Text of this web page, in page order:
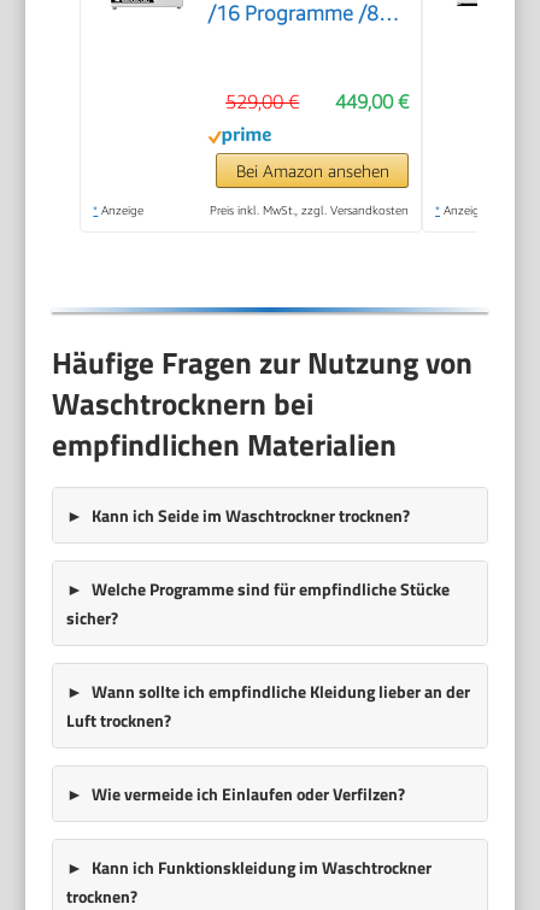
/16 Programme /8
Allergie
Program/Auto
Program/Eco
Wash/Steam
449,00 €
529,00 €
Bei Amazon ansehen
* Anzeige Preis inkl. MwSt., zzgl. Versandkosten * Anzeige
Häufige Fragen zur Nutzung von
Waschtrocknern bei
empfindlichen Materialien
Kann ich Seide im Waschtrockner trocknen?
Welche Programme sind für empfindliche Stücke
sicher?
Wann sollte ich empfindliche Kleidung lieber an der
Luft trocknen?
Wie vermeide ich Einlaufen oder Verfilzen?
Kann ich Funktionskleidung im Waschtrockner
trocknen?